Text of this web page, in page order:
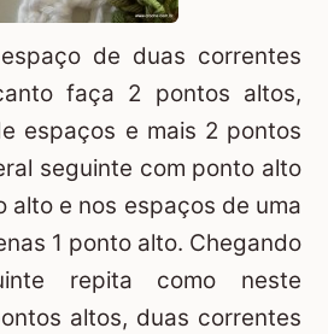
de duas correntes
faça 2 pontos altos,
espaços e mais 2 pontos
seguinte com ponto alto
alto e nos espaços de uma
1 ponto alto. Chegando
repita como neste
altos, duas correntes